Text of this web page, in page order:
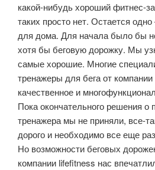
какой-нибудь хороший фитнес-
таких просто нет. Остается
для дома. Для начала было бы
хотя бы беговую дорожку. Мы
самые хорошие. Многие
тренажеры для бега от
качественное и
Пока окончательного решения о
тренажера мы не приняли, все-
дорого и необходимо все еще
Но возможности беговых
компании lifefitness нас